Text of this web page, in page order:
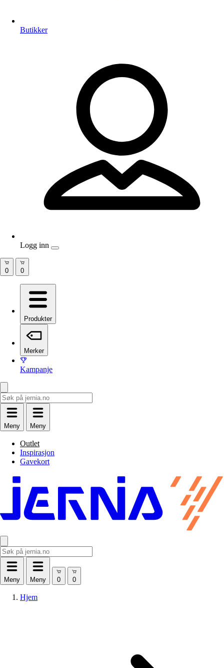
Butikker
Produkter
Merker
Kampanje
Meny Meny
Outlet
Inspirasjon
Gavekort
Meny Meny
Hjem